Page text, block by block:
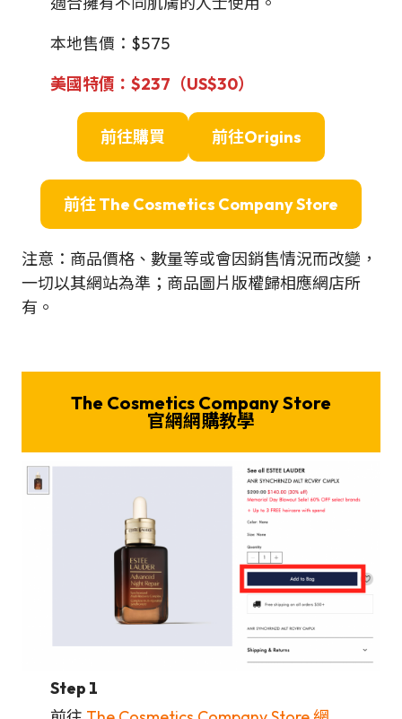
本地售價：$575
美國特價 ：$237（US$30）
前往購買 前往Origins
前往 The Cosmetics Company Store
注意：商品價格、數量等或會因銷售情況而改變，
一切以其網站為準；商品圖片版權歸相應網店所
有。
The Cosmetics Company Store
官網網購教學
Step 1